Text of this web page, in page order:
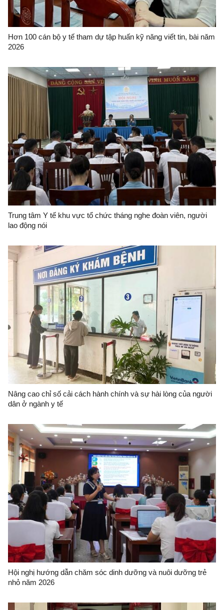
Hơn 100 cán bộ y tế tham dự tập huấn kỹ năng viết tin, bài năm
2026
Trung tâm Y tế khu vực tổ chức tháng nghe đoàn viên, người
lao động nói
Nâng cao chỉ số cải cách hành chính và sự hài lòng của người
dân ở ngành y tế
Hội nghị hướng dẫn chăm sóc dinh dưỡng và nuôi dưỡng trẻ
nhỏ năm 2026